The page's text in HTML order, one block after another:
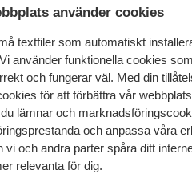
använder cookies
textfiler som automatiskt
använder funktionella cookies
och fungerar väl. Med din
för att förbättra vår
lämnar och
och anpassa våra
vi och andra parter spåra ditt
relevanta för dig.
speglar deras upplevelser av